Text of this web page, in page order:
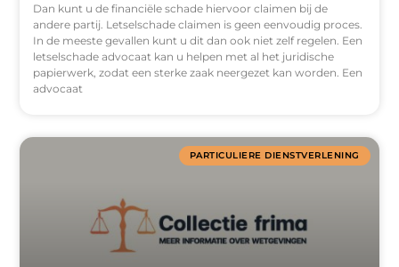
Dan kunt u de financiële schade hiervoor claimen bij de
andere partij. Letselschade claimen is geen eenvoudig proces.
In de meeste gevallen kunt u dit dan ook niet zelf regelen. Een
letselschade advocaat kan u helpen met al het juridische
papierwerk, zodat een sterke zaak neergezet kan worden. Een
advocaat
PARTICULIERE DIENSTVERLENING